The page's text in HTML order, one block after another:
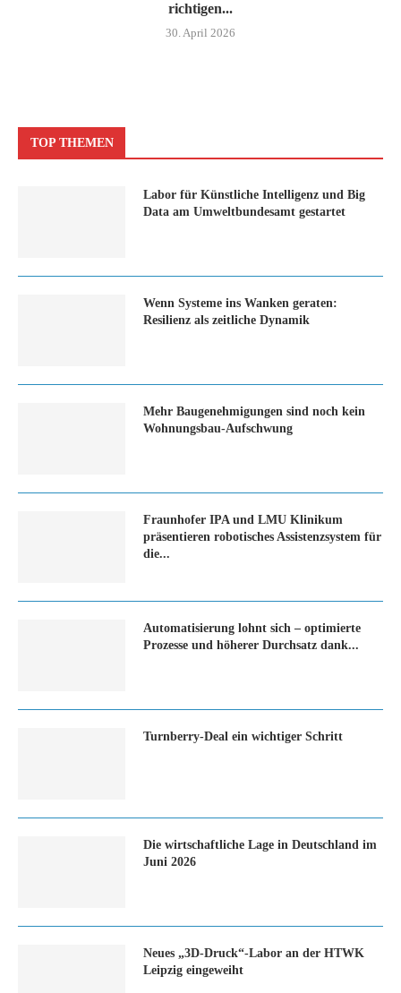
richtigen...
30. April 2026
TOP THEMEN
Labor für Künstliche Intelligenz und Big
Data am Umweltbundesamt gestartet
Wenn Systeme ins Wanken geraten:
Resilienz als zeitliche Dynamik
Mehr Baugenehmigungen sind noch kein
Wohnungsbau-Aufschwung
Fraunhofer IPA und LMU Klinikum
präsentieren robotisches Assistenzsystem für
die...
Automatisierung lohnt sich – optimierte
Prozesse und höherer Durchsatz dank...
Turn­ber­ry-Deal ein wich­ti­ger Schritt
Die wirtschaftliche Lage in Deutschland im
Juni 2026
Neues „3D-Druck“-Labor an der HTWK
Leipzig eingeweiht